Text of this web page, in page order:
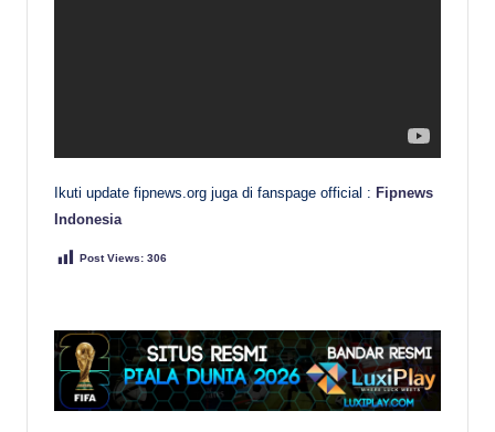
Ikuti update fipnews.org juga di fanspage official : Fipnews
Indonesia
Post Views: 306